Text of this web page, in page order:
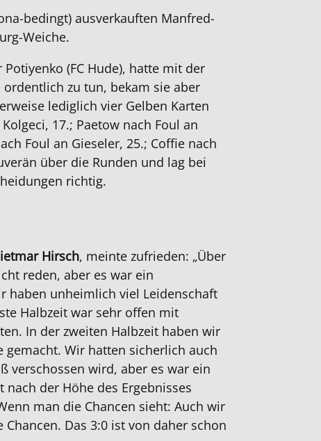
bedingt) ausverkauften Manfred-
Weiche.
Potiyenko (FC Hude), hatte mit der
zu tun, bekam sie aber
lediglich vier Gelben Karten
17.; Paetow nach Foul an
Foul an Gieseler, 25.; Coffie nach
über die Runden und lag bei
richtig.
Hirsch, meinte zufrieden: „Über
reden, aber es war ein
haben unheimlich viel Leidenschaft
Halbzeit war sehr offen mit
In der zweiten Halbzeit haben wir
gemacht. Wir hatten sicherlich auch
verschossen wird, aber es war ein
nach der Höhe des Ergebnisses
man die Chancen sieht: Auch wir
Das 3:0 ist von daher schon